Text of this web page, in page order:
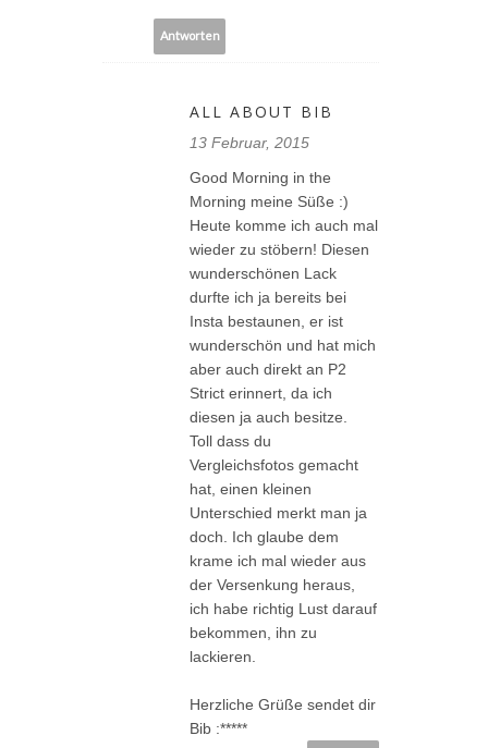
Antworten
ALL ABOUT BIB
13 Februar, 2015
Good Morning in the
Morning meine Süße :)
Heute komme ich auch mal
wieder zu stöbern! Diesen
wunderschönen Lack
durfte ich ja bereits bei
Insta bestaunen, er ist
wunderschön und hat mich
aber auch direkt an P2
Strict erinnert, da ich
diesen ja auch besitze.
Toll dass du
Vergleichsfotos gemacht
hat, einen kleinen
Unterschied merkt man ja
doch. Ich glaube dem
krame ich mal wieder aus
der Versenkung heraus,
ich habe richtig Lust darauf
bekommen, ihn zu
lackieren.
Herzliche Grüße sendet dir
Bib :*****